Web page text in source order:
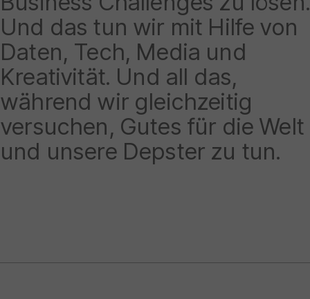
Und das tun wir mit Hilfe von
Daten, Tech, Media und
Kreativität. Und all das,
während wir gleichzeitig
versuchen, Gutes für die Welt
und unsere Depster zu tun.